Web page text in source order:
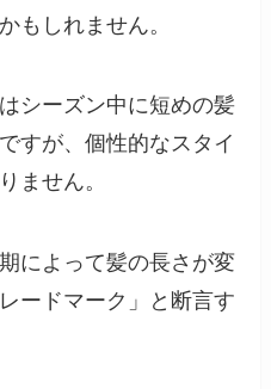
もしれません。
シーズン中に短めの髪
すが、個性的なスタイ
ません。
によって髪の長さが変
ードマーク」と断言す